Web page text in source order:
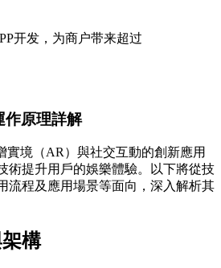
开发，为商户带来超过
作原理詳解
實境（AR）與社交互動的創新應用
術提升用戶的娛樂體驗。以下將從技
流程及應用場景等面向，深入解析其
構